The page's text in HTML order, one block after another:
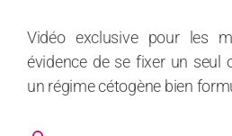
Vidéo exclusive pour les
évidence de se fixer un seul
un régime cétogène bien